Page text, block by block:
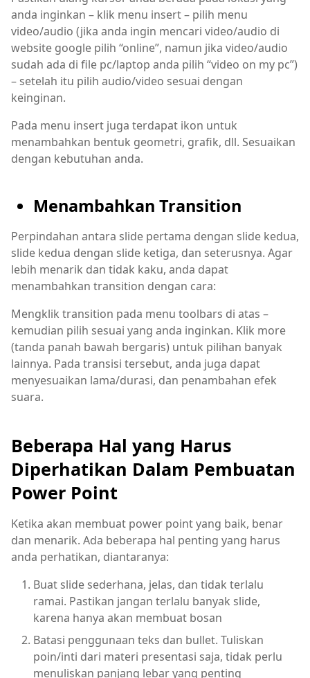
anda inginkan – klik menu insert – pilih menu
video/audio (jika anda ingin mencari video/audio di
website google pilih “online”, namun jika video/audio
sudah ada di file pc/laptop anda pilih “video on my pc”)
– setelah itu pilih audio/video sesuai dengan
keinginan.
Pada menu insert juga terdapat ikon untuk
menambahkan bentuk geometri, grafik, dll. Sesuaikan
dengan kebutuhan anda.
Menambahkan Transition
Perpindahan antara slide pertama dengan slide kedua,
slide kedua dengan slide ketiga, dan seterusnya. Agar
lebih menarik dan tidak kaku, anda dapat
menambahkan transition dengan cara:
Mengklik transition pada menu toolbars di atas –
kemudian pilih sesuai yang anda inginkan. Klik more
(tanda panah bawah bergaris) untuk pilihan banyak
lainnya. Pada transisi tersebut, anda juga dapat
menyesuaikan lama/durasi, dan penambahan efek
suara.
Beberapa Hal yang Harus
Diperhatikan Dalam Pembuatan
Power Point
Ketika akan membuat power point yang baik, benar
dan menarik. Ada beberapa hal penting yang harus
anda perhatikan, diantaranya:
Buat slide sederhana, jelas, dan tidak terlalu
ramai. Pastikan jangan terlalu banyak slide,
karena hanya akan membuat bosan
Batasi penggunaan teks dan bullet. Tuliskan
poin/inti dari materi presentasi saja, tidak perlu
menuliskan panjang lebar yang penting